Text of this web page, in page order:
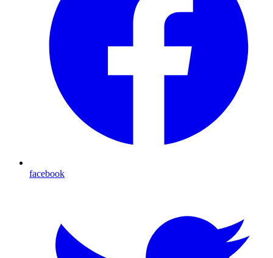
facebook